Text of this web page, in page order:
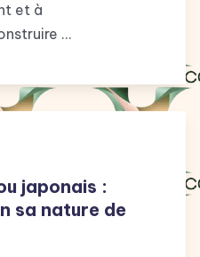
et à
…
japonais :
sa nature de